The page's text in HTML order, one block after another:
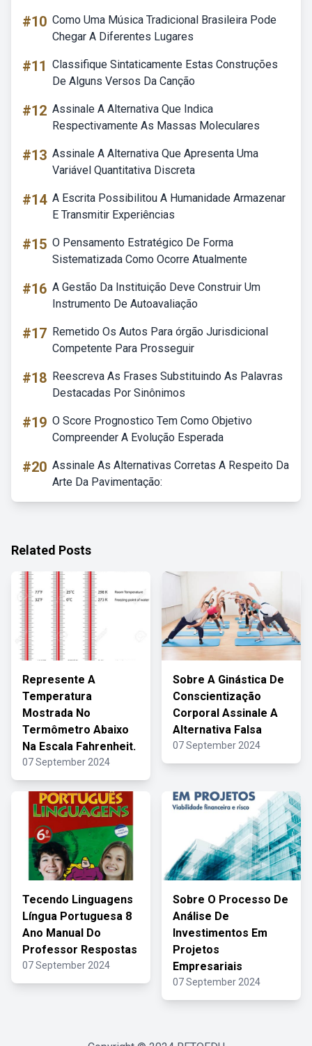
#10 Como Uma Música Tradicional Brasileira Pode
Chegar A Diferentes Lugares
#11 Classifique Sintaticamente Estas Construções
De Alguns Versos Da Canção
#12 Assinale A Alternativa Que Indica
Respectivamente As Massas Moleculares
#13 Assinale A Alternativa Que Apresenta Uma
Variável Quantitativa Discreta
#14 A Escrita Possibilitou A Humanidade Armazenar
E Transmitir Experiências
#15 O Pensamento Estratégico De Forma
Sistematizada Como Ocorre Atualmente
#16 A Gestão Da Instituição Deve Construir Um
Instrumento De Autoavaliação
#17 Remetido Os Autos Para órgão Jurisdicional
Competente Para Prosseguir
#18 Reescreva As Frases Substituindo As Palavras
Destacadas Por Sinônimos
#19 O Score Prognostico Tem Como Objetivo
Compreender A Evolução Esperada
#20 Assinale As Alternativas Corretas A Respeito Da
Arte Da Pavimentação:
Related Posts
Represente A
Temperatura
Mostrada No
Termômetro Abaixo
Na Escala Fahrenheit.
07 September 2024
Sobre A Ginástica De
Conscientização
Corporal Assinale A
Alternativa Falsa
07 September 2024
Tecendo Linguagens
Língua Portuguesa 8
Ano Manual Do
Professor Respostas
07 September 2024
Sobre O Processo De
Análise De
Investimentos Em
Projetos
Empresariais
07 September 2024